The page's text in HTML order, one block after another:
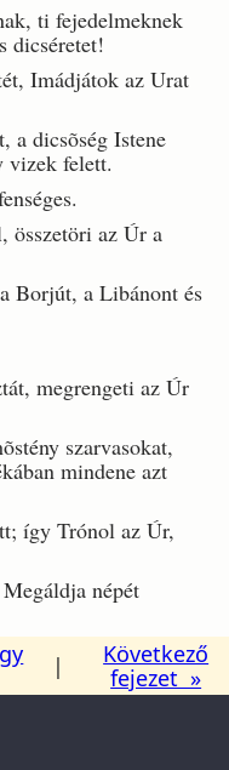
ti fejedelmeknek
dicséretet!
Imádjátok az Urat
a dicsõség Istene
vizek felett.
összetöri az Úr a
Borjút, a Libánont és
megrengeti az Úr
szarvasokat,
mindene azt
így Trónol az Úr,
népét
|
Következő
fejezet »